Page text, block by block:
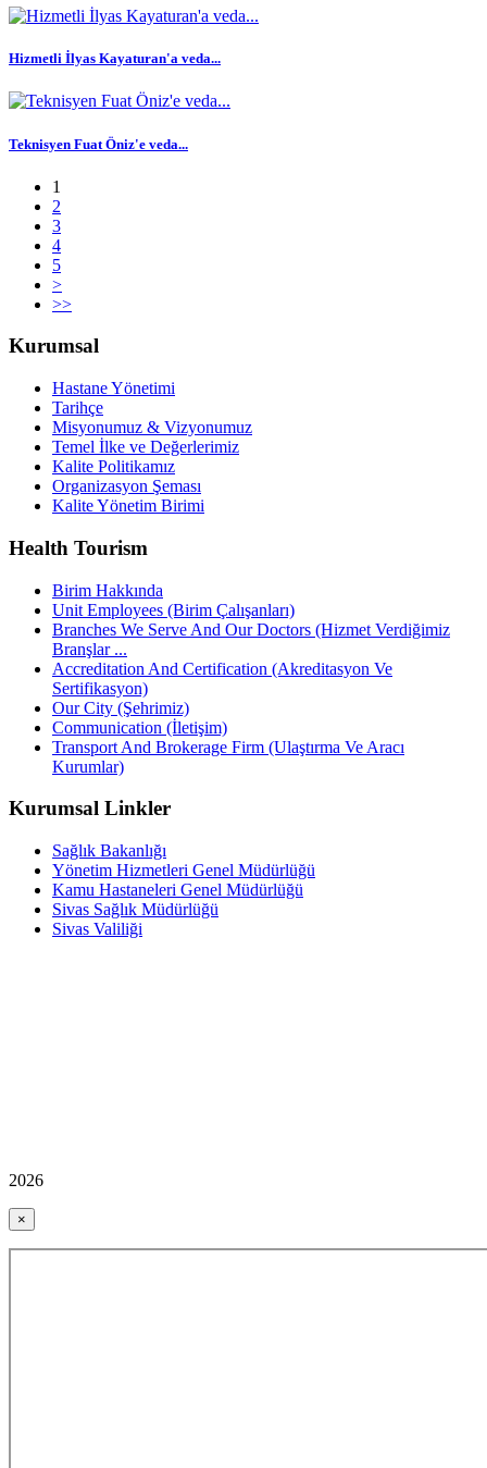
Hizmetli İlyas Kayaturan'a veda...
Teknisyen Fuat Öniz'e veda...
1
2
3
4
5
>
>>
Kurumsal
Hastane Yönetimi
Tarihçe
Misyonumuz & Vizyonumuz
Temel İlke ve Değerlerimiz
Kalite Politikamız
Organizasyon Şeması
Kalite Yönetim Birimi
Health Tourism
Birim Hakkında
Unit Employees (Birim Çalışanları)
Branches We Serve And Our Doctors (Hizmet Verdiğimiz
Branşlar ...
Accreditation And Certification (Akreditasyon Ve
Sertifikasyon)
Our City (Şehrimiz)
Communication (İletişim)
Transport And Brokerage Firm (Ulaştırma Ve Aracı
Kurumlar)
Kurumsal Linkler
Sağlık Bakanlığı
Yönetim Hizmetleri Genel Müdürlüğü
Kamu Hastaneleri Genel Müdürlüğü
Sivas Sağlık Müdürlüğü
Sivas Valiliği
2026
×